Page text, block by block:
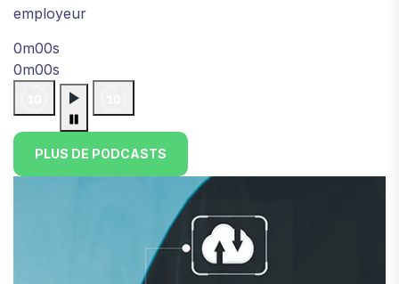
employeur
0m00s
0m00s
PLUS DE PODCASTS